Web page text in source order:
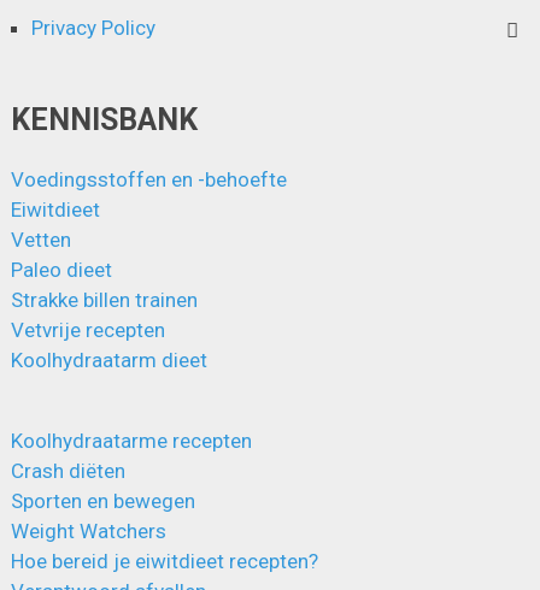
Privacy Policy
KENNISBANK
Voedingsstoffen en -behoefte
Eiwitdieet
Vetten
Paleo dieet
Strakke billen trainen
Vetvrije recepten
Koolhydraatarm dieet
Koolhydraatarme recepten
Crash diëten
Sporten en bewegen
Weight Watchers
Hoe bereid je eiwitdieet recepten?